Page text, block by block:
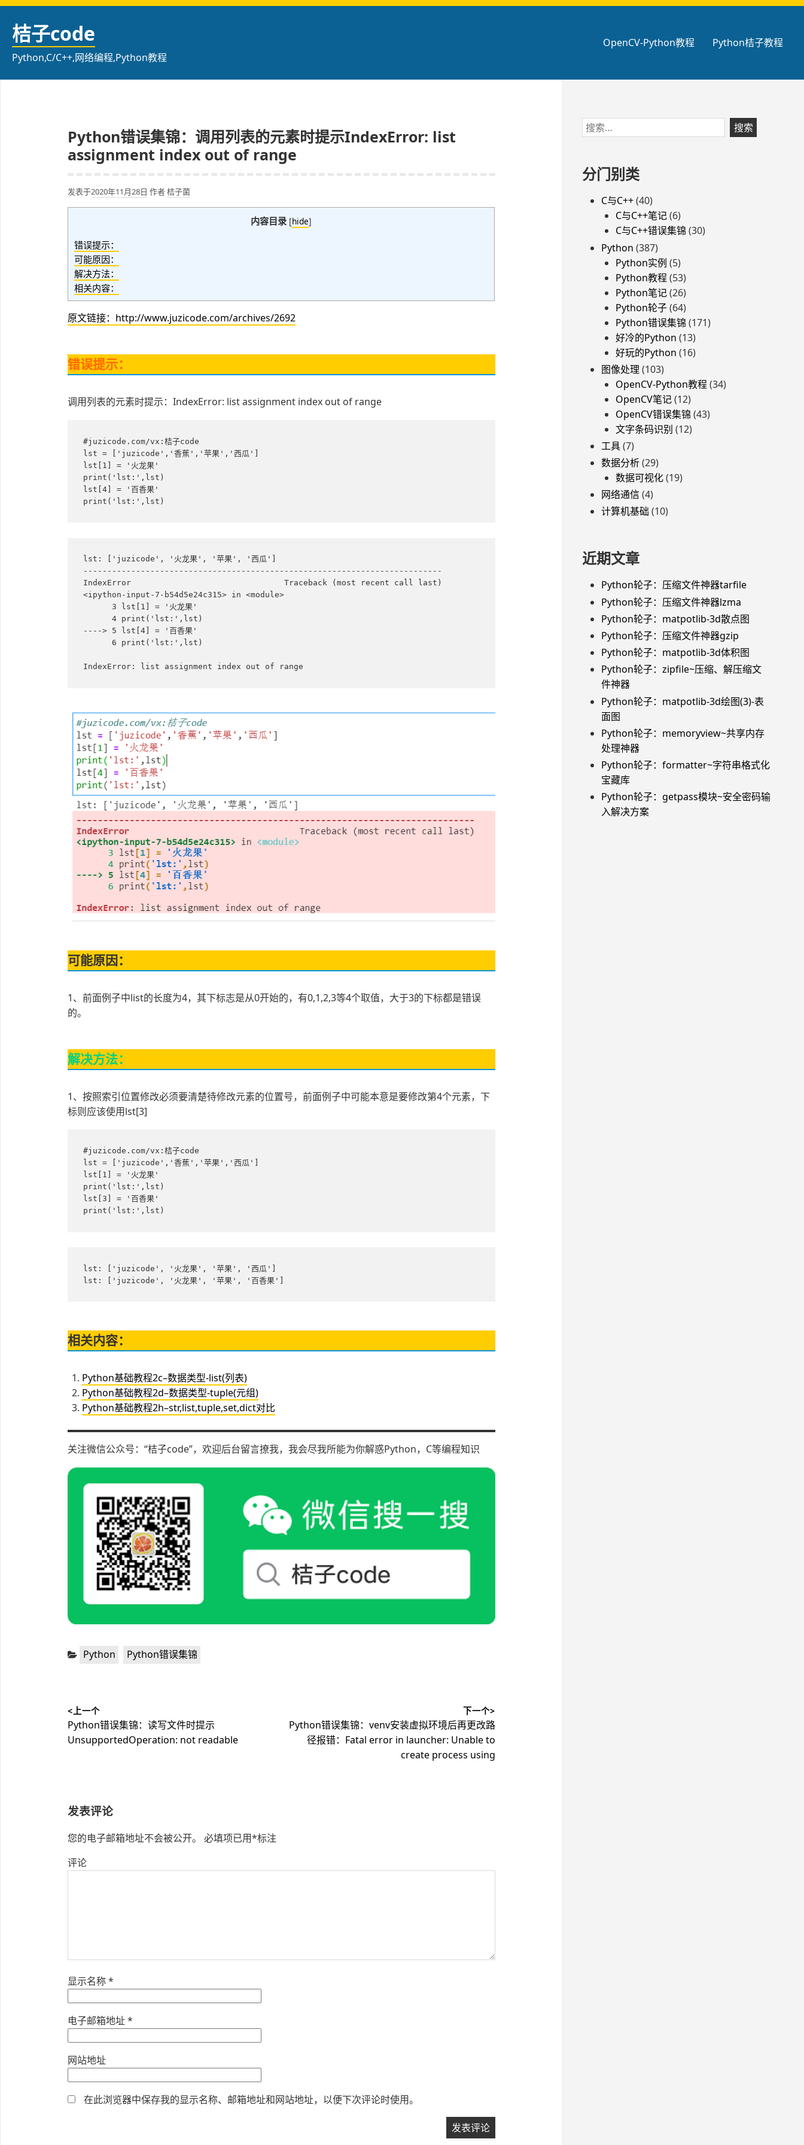
跳
桔子code
Python,C/C++,网络编程,Python教程
OpenCV-Python教程 Python桔子教程
Python错误集锦：调用列表的元素时提示IndexError: list
assignment index out of range
发表于2020年11月28日 作者桔子菌
内容目录 [hide]
错误提示：
可能原因：
解决方法：
相关内容：
原文链接：http://www.juzicode.com/archives/2692
错误提示：
调用列表的元素时提示：IndexError: list assignment index out of range
#juzicode.com/vx:桔子code
lst = ['juzicode','香蕉','苹果','西瓜']
lst[1] = '火龙果'
print('lst:',lst)
lst[4] = '百香果'
print('lst:',lst)
lst: ['juzicode', '火龙果', '苹果', '西瓜']
---------------------------------------------------------------------------
IndexError                                Traceback (most recent call last)
<ipython-input-7-b54d5e24c315> in <module>
----> 5 lst[4] = '百香果'
IndexError: list assignment index out of range
可能原因：
1、前面例子中list的长度为4，其下标志是从0开始的，有0,1,2,3等4个取值，大于3的下标都是错误
的。
解决方法：
1、按照索引位置修改必须要清楚待修改元素的位置号，前面例子中可能本意是要修改第4个元素，下
标则应该使用lst[3]
#juzicode.com/vx:桔子code
lst = ['juzicode','香蕉','苹果','西瓜']
lst[1] = '火龙果'
print('lst:',lst)
lst[3] = '百香果'
print('lst:',lst)
lst: ['juzicode', '火龙果', '苹果', '西瓜']
lst: ['juzicode', '火龙果', '苹果', '百香果']
相关内容：
Python基础教程2c–数据类型-list(列表)
Python基础教程2d–数据类型-tuple(元组)
Python基础教程2h–str,list,tuple,set,dict对比
关注微信公众号：“桔子code”，欢迎后台留言撩我，我会尽我所能为你解惑Python，C等编程知识
分
Python Python错误集锦
章
导
<上一个
上
篇
Python错误集锦：读写文件时提示
UnsupportedOperation: not readable
下一个>
下
Python错误集锦：venv安装虚拟环境后再更改路
径报错：Fatal error in launcher: Unable to
create process using
发表评论
您的电子邮箱地址不会被公开。 必填项已用*标注
评论
显示名称*
电子邮箱地址*
网站地址
在此浏览器中保存我的显示名称、邮箱地址和网站地址，以便下次评论时使用。
跳
至
脚
搜
索：
分门别类
C与C++(40)
C与C++笔记(6)
C与C++错误集锦 (30)
Python (387)
Python实例 (5)
Python教程 (53)
Python笔记(26)
Python轮子(64)
Python错误集锦 (171)
好冷的Python (13)
好玩的Python (16)
图像处理 (103)
OpenCV-Python教程 (34)
OpenCV笔记(12)
OpenCV错误集锦 (43)
文字条码识别 (12)
工具(7)
数据分析(29)
数据可视化(19)
网络通信(4)
计算机基础 (10)
近期文章
Python轮子：压缩文件神器tarfile
Python轮子：压缩文件神器lzma
Python轮子：matpotlib-3d散点图
Python轮子：压缩文件神器gzip
Python轮子：matpotlib-3d体积图
Python轮子：zipfile~压缩、解压缩文
件神器
Python轮子：matpotlib-3d绘图(3)-表
面图
Python轮子：memoryview~共享内存
处理神器
Python轮子：formatter~字符串格式化
宝藏库
Python轮子：getpass模块~安全密码输
入解决方案